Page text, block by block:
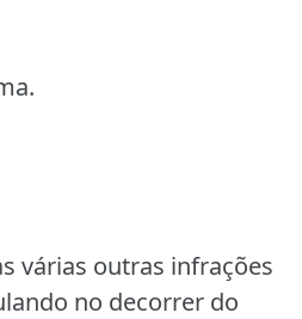
várias outras infrações
no decorrer do